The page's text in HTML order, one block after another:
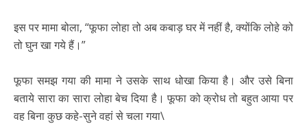
इस पर मामा बोला, “फूफा लोहा तो अब कबाड़ घर में नहीं है, क्योंकि लोहे को
तो घुन खा गये हैं।”
फूफा समझ गया की मामा ने उसके साथ धोखा किया है। और उसे बिना
बताये सारा का सारा लोहा बेच दिया है। फूफा को क्रोध तो बहुत आया पर
वह बिना कुछ कहे-सुने वहां से चला गया\